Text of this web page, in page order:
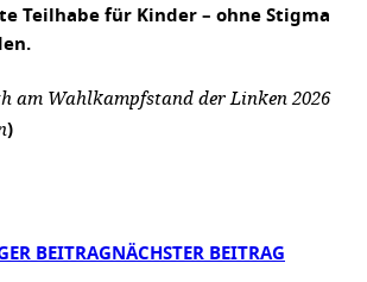
Teilhabe für Kinder – ohne Stigma
am Wahlkampfstand der Linken 2026
)
BEITRAG NÄCHSTER BEITRAG